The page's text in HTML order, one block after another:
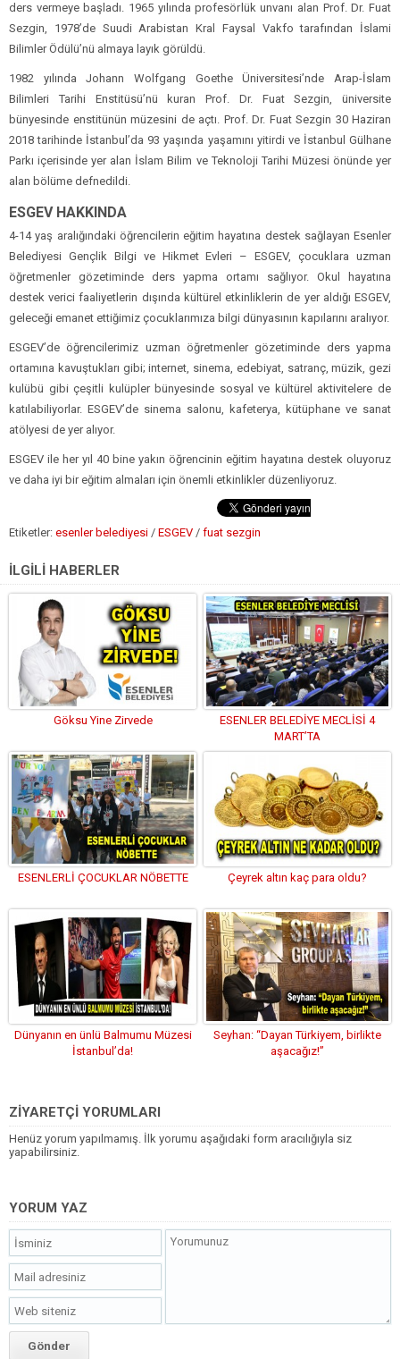
ders vermeye başladı. 1965 yılında profesörlük unvanı alan Prof. Dr. Fuat
Sezgin, 1978’de Suudi Arabistan Kral Faysal Vakfo tarafından İslami
Bilimler Ödülü’nü almaya layık görüldü.
1982 yılında Johann Wolfgang Goethe Üniversitesi’nde Arap-İslam
Bilimleri Tarihi Enstitüsü’nü kuran Prof. Dr. Fuat Sezgin, üniversite
bünyesinde enstitünün müzesini de açtı. Prof. Dr. Fuat Sezgin 30 Haziran
2018 tarihinde İstanbul’da 93 yaşında yaşamını yitirdi ve İstanbul Gülhane
Parkı içerisinde yer alan İslam Bilim ve Teknoloji Tarihi Müzesi önünde yer
alan bölüme defnedildi.
ESGEV HAKKINDA
4-14 yaş aralığındaki öğrencilerin eğitim hayatına destek sağlayan Esenler
Belediyesi Gençlik Bilgi ve Hikmet Evleri – ESGEV, çocuklara uzman
öğretmenler gözetiminde ders yapma ortamı sağlıyor. Okul hayatına
destek verici faaliyetlerin dışında kültürel etkinliklerin de yer aldığı ESGEV,
geleceği emanet ettiğimiz çocuklarımıza bilgi dünyasının kapılarını aralıyor.
ESGEV’de öğrencilerimiz uzman öğretmenler gözetiminde ders yapma
ortamına kavuştukları gibi; internet, sinema, edebiyat, satranç, müzik, gezi
kulübü gibi çeşitli kulüpler bünyesinde sosyal ve kültürel aktivitelere de
katılabiliyorlar. ESGEV’de sinema salonu, kafeterya, kütüphane ve sanat
atölyesi de yer alıyor.
ESGEV ile her yıl 40 bine yakın öğrencinin eğitim hayatına destek oluyoruz
ve daha iyi bir eğitim almaları için önemli etkinlikler düzenliyoruz.
Etiketler: esenler belediyesi / ESGEV / fuat sezgin
İLGİLİ HABERLER
Göksu Yine Zirvede
ESENLER BELEDİYE MECLİSİ 4
MART’TA
ESENLERLİ ÇOCUKLAR NÖBETTE Çeyrek altın kaç para oldu?
Dünyanın en ünlü Balmumu Müzesi
İstanbul’da!
Seyhan: “Dayan Türkiyem, birlikte
aşacağız!”
ZİYARETÇİ YORUMLARI
Henüz yorum yapılmamış. İlk yorumu aşağıdaki form aracılığıyla siz
yapabilirsiniz.
YORUM YAZ